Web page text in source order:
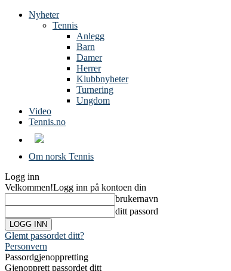
Nyheter
Tennis
Anlegg
Barn
Damer
Herrer
Klubbnyheter
Turnering
Ungdom
Video
Tennis.no
Om norsk Tennis
Logg inn
Velkommen!Logg inn på kontoen din
brukernavn
ditt passord
Glemt passordet ditt?
Personvern
Passordgjenoppretting
Gjenopprett passordet ditt